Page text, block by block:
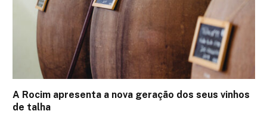
A Rocim apresenta a nova geração dos seus vinhos
de talha